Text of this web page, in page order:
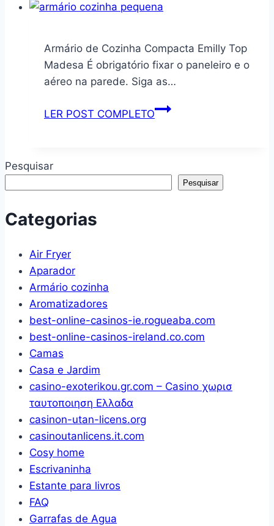
Cozinha
Aramado
Aço
Preto
Armário de Cozinha Compacta Emilly Top
Madesa É obrigatório fixar o paneleiro e o
aéreo na parede. Siga as…
LER POST COMPLETOArmário
Emilly
Top
Pesquisar
Pesquisar
Categorias
Air Fryer
Aparador
Armário cozinha
Aromatizadores
best-online-casinos-ie.rogueaba.com
best-online-casinos-ireland.co.com
Camas
Casa e Jardim
casino-exoterikou.gr.com – Casino χωρισ
ταυτοποιηση Ελλαδα
casinon-utan-licens.org
casinoutanlicens.it.com
Cosy home
Escrivaninha
Estante para livros
FAQ
Garrafas de Agua